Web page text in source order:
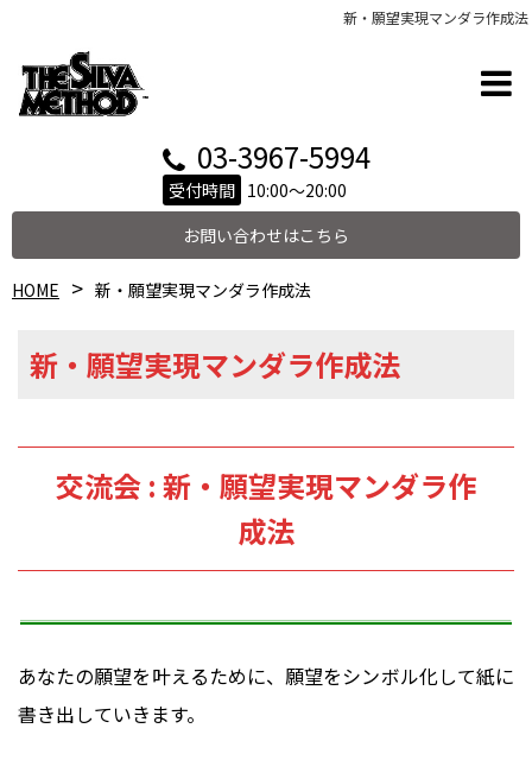
新・願望実現マンダラ作成法
03-3967-5994
受付時間 10:00～20:00
お問い合わせはこちら
HOME 新・願望実現マンダラ作成法
新・願望実現マンダラ作成法
交流会 : 新・願望実現マンダラ作
成法
あなたの願望を叶えるために、願望をシンボル化して紙に
書き出していきます。